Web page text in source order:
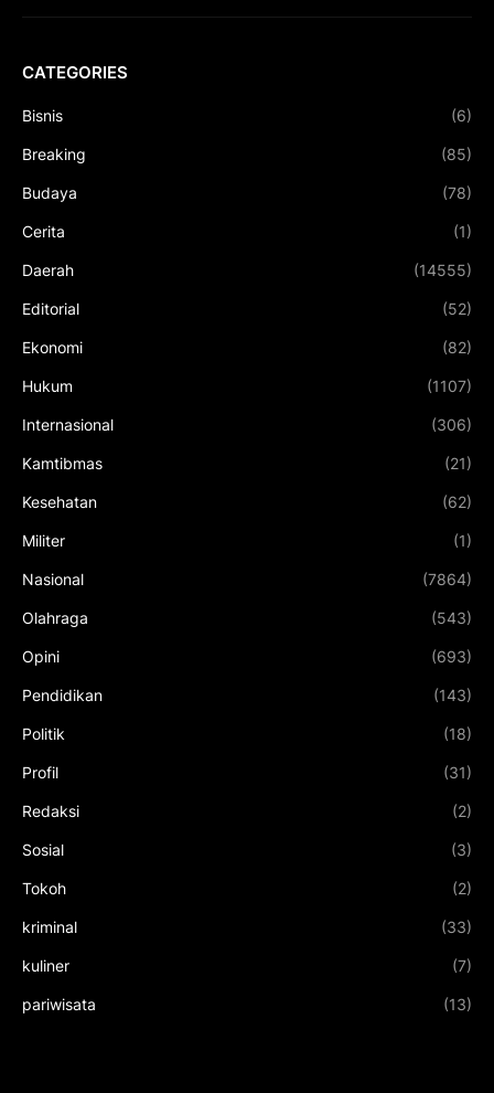
CATEGORIES
Bisnis (6)
Breaking (85)
Budaya (78)
Cerita (1)
Daerah (14555)
Editorial (52)
Ekonomi (82)
Hukum (1107)
Internasional (306)
Kamtibmas (21)
Kesehatan (62)
Militer (1)
Nasional (7864)
Olahraga (543)
Opini (693)
Pendidikan (143)
Politik (18)
Profil (31)
Redaksi (2)
Sosial (3)
Tokoh (2)
kriminal (33)
kuliner (7)
pariwisata (13)